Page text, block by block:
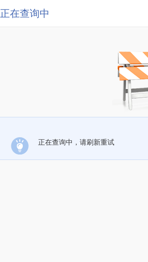
正在查询中
正在查询中，请刷新重试